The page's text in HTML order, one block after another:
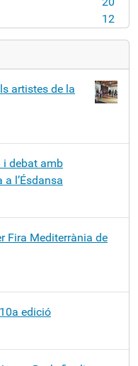
artistes de la
i debat amb
l’Ésdansa
Fira Mediterrània de
edició